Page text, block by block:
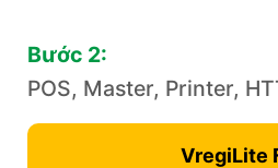
Bước 2:
POS, Master, Printer,
VregiLite